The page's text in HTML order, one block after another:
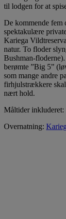
til lodgen for at
De kommende fem
spektakulære
Kariega
natur. To floder
Bushman-
berømte ”Big 5”
som mange andre
firhjulstrækkere
nært hold.
Måltider inkluderet:
Overnatning: